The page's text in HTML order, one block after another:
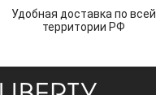
Удобная доставка по всей
территории РФ